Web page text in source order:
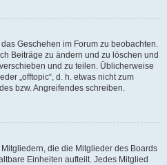
Geschehen im Forum zu beobachten.
Beiträge zu ändern und zu löschen und
und zu teilen. Üblicherweise
„offtopic“, d. h. etwas nicht zum
bzw. Angreifendes schreiben.
die die Mitglieder des Boards
Einheiten aufteilt. Jedes Mitglied